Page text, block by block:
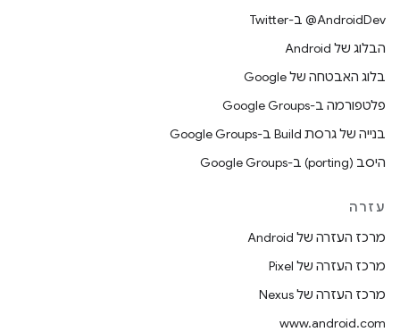
‎@AndroidDev ב-Twitter
הבלוג של Android
בלוג האבטחה של Google
פלטפורמה ב-Google Groups
בנייה של גרסת Build ב-Google Groups
היסב (porting) ב-Google Groups
עזרה
מרכז העזרה של Android
מרכז העזרה של Pixel
מרכז העזרה של Nexus
www.android.com